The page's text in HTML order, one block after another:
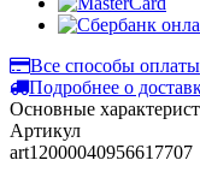
Все способы оплаты
Подробнее о
Основные
Артикул
art12000040956617707